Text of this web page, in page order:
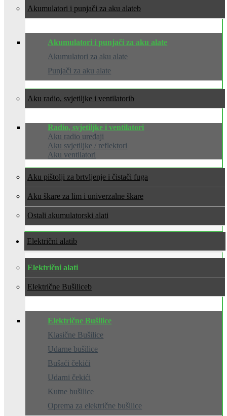
Akumulatori i punjači za aku alate
Akumulatori i punjači za aku alate
Akumulatori za aku alate
Punjači za aku alate
Aku radio, svjetiljke i ventilatori
Radio, svjetiljke i ventilatori
Aku radio uređaji
Aku svjetiljke / reflektori
Aku ventilatori
Aku pištolji za brtvljenje i čistači fuga
Aku škare za lim i univerzalne škare
Ostali akumulatorski alati
Električni alati
Električni alati
Električne Bušilice
Električne Bušilice
Klasične Bušilice
Udarne bušilice
Bušaći čekići
Udarni čekići
Kutne bušilice
Oprema za električne bušilice